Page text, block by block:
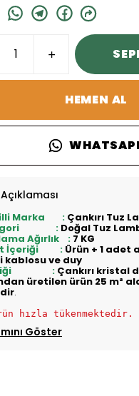
HEMEN AL
Marka : Çankırı Tuz
: Doğal Tuz
Ağırlık : 7 KG
İçeriği : Ürün + 1 adet
kablosu ve duy
: Çankırı kristal
üretilen ürün 25 m²
.
hızla tükenmektedir.
Göster